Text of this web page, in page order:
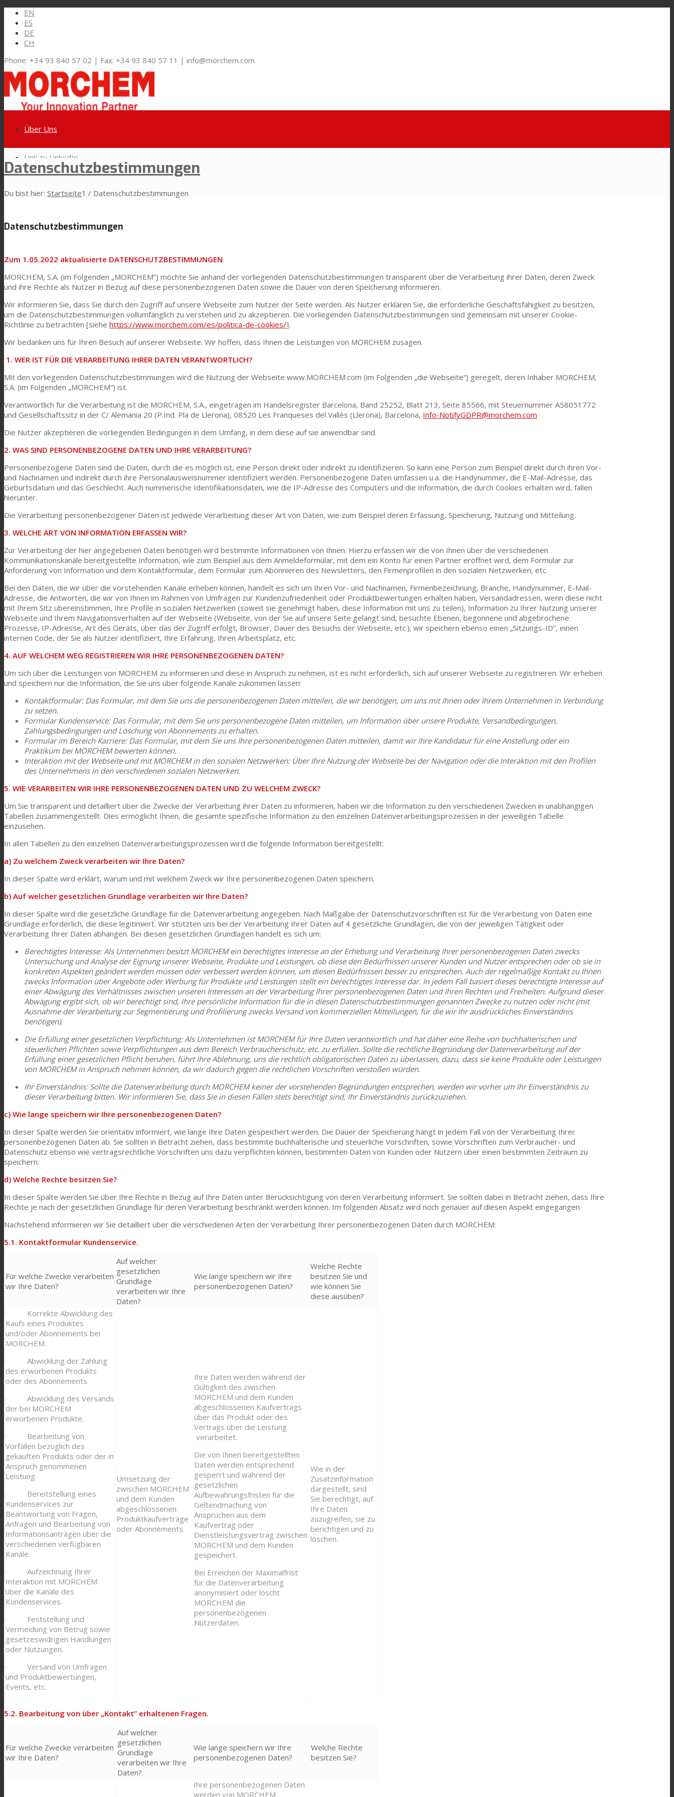
EN
ES
DE
CH
Phone: +34 93 840 57 02 | Fax: +34 93 840 57 11 | info@morchem.com
Link zu LinkedIn
Link zu Youtube
Link zu Mail
Über Uns
Märkte und Lösungen
Textilkaschierung
Flachkaschierung
PU Ink Binders
Innovation
Forschung und Entwicklung
Consumer Care
Zertifikate
Karriere
Kontaktieren Sie uns
Suche
Menü Menü
Datenschutzbestimmungen
Du bist hier: Startseite1 / Datenschutzbestimmungen
Datenschutzbestimmungen
Zum 1.05.2022 aktualisierte DATENSCHUTZBESTIMMUNGEN
MORCHEM, S.A. (im Folgenden „MORCHEM”) möchte Sie anhand der vorliegenden Datenschutzbestimmungen transparent über die Verarbeitung ihrer Daten, deren Zweck
und ihre Rechte als Nutzer in Bezug auf diese personenbezogenen Daten sowie die Dauer von deren Speicherung informieren.
Wir informieren Sie, dass Sie durch den Zugriff auf unsere Webseite zum Nutzer der Seite werden. Als Nutzer erklären Sie, die erforderliche Geschäftsfähigkeit zu besitzen,
um die Datenschutzbestimmungen vollumfänglich zu verstehen und zu akzeptieren. Die vorliegenden Datenschutzbestimmungen sind gemeinsam mit unserer Cookie-
Richtlinie zu betrachten [siehe https://www.morchem.com/es/politica-de-cookies/].
Wir bedanken uns für Ihren Besuch auf unserer Webseite. Wir hoffen, dass Ihnen die Leistungen von MORCHEM zusagen.
1. WER IST FÜR DIE VERARBEITUNG IHRER DATEN VERANTWORTLICH?
Mit den vorliegenden Datenschutzbestimmungen wird die Nutzung der Webseite www.MORCHEM.com (im Folgenden „die Webseite“) geregelt, deren Inhaber MORCHEM,
S.A. (im Folgenden „MORCHEM“) ist.
Verantwortlich für die Verarbeitung ist die MORCHEM, S.A., eingetragen im Handelsregister Barcelona, Band 25252, Blatt 213, Seite 85566, mit Steuernummer A58051772
und Gesellschaftssitz in der C/ Alemania 20 (P.Ind. Pla de Llerona), 08520 Les Franqueses del Vallès (Llerona), Barcelona, Info-NotifyGDPR@morchem.com
Die Nutzer akzeptieren die vorliegenden Bedingungen in dem Umfang, in dem diese auf sie anwendbar sind.
2. WAS SIND PERSONENBEZOGENE DATEN UND IHRE VERARBEITUNG?
Personenbezogene Daten sind die Daten, durch die es möglich ist, eine Person direkt oder indirekt zu identifizieren. So kann eine Person zum Beispiel direkt durch ihren Vor-
und Nachnamen und indirekt durch ihre Personalausweisnummer identifiziert werden. Personenbezogene Daten umfassen u.a. die Handynummer, die E-Mail-Adresse, das
Geburtsdatum und das Geschlecht. Auch nummerische Identifikationsdaten, wie die IP-Adresse des Computers und die Information, die durch Cookies erhalten wird, fallen
hierunter.
Die Verarbeitung personenbezogener Daten ist jedwede Verarbeitung dieser Art von Daten, wie zum Beispiel deren Erfassung, Speicherung, Nutzung und Mitteilung.
3. WELCHE ART VON INFORMATION ERFASSEN WIR?
Zur Verarbeitung der hier angegebenen Daten benötigen wird bestimmte Informationen von Ihnen. Hierzu erfassen wir die von Ihnen über die verschiedenen
Kommunikationskanäle bereitgestellte Information, wie zum Beispiel aus dem Anmeldeformular, mit dem ein Konto für einen Partner eröffnet wird, dem Formular zur
Anforderung von Information und dem Kontaktformular, dem Formular zum Abonnieren des Newsletters, den Firmenprofilen in den sozialen Netzwerken, etc.
Bei den Daten, die wir über die vorstehenden Kanäle erheben können, handelt es sich um Ihren Vor- und Nachnamen, Firmenbezeichnung, Branche, Handynummer, E-Mail-
Adresse, die Antworten, die wir von Ihnen im Rahmen von Umfragen zur Kundenzufriedenheit oder Produktbewertungen erhalten haben, Versandadressen, wenn diese nicht
mit Ihrem Sitz übereinstimmen, Ihre Profile in sozialen Netzwerken (soweit sie genehmigt haben, diese Information mit uns zu teilen), Information zu Ihrer Nutzung unserer
Webseite und Ihrem Navigationsverhalten auf der Webseite (Webseite, von der Sie auf unsere Seite gelangt sind, besuchte Ebenen, begonnene und abgebrochene
Prozesse, IP-Adresse, Art des Geräts, über das der Zugriff erfolgt, Browser, Dauer des Besuchs der Webseite, etc.); wir speichern ebenso einen „Sitzungs-ID”, einen
internen Code, der Sie als Nutzer identifiziert, Ihre Erfahrung, Ihren Arbeitsplatz, etc.
4. AUF WELCHEM WEG REGISTRIEREN WIR IHRE PERSONENBEZOGENEN DATEN?
Um sich über die Leistungen von MORCHEM zu informieren und diese in Anspruch zu nehmen, ist es nicht erforderlich, sich auf unserer Webseite zu registrieren. Wir erheben
und speichern nur die Information, die Sie uns über folgende Kanäle zukommen lassen:
Kontaktformular: Das Formular, mit dem Sie uns die personenbezogenen Daten mitteilen, die wir benötigen, um uns mit Ihnen oder Ihrem Unternehmen in Verbindung
zu setzen.
Formular Kundenservice: Das Formular, mit dem Sie uns personenbezogene Daten mitteilen, um Information über unsere Produkte, Versandbedingungen,
Zahlungsbedingungen und Löschung von Abonnements zu erhalten.
Formular im Bereich Karriere: Das Formular, mit dem Sie uns Ihre personenbezogenen Daten mitteilen, damit wir Ihre Kandidatur für eine Anstellung oder ein
Praktikum bei MORCHEM bewerten können.
Interaktion mit der Webseite und mit MORCHEM in den sozialen Netzwerken: Über Ihre Nutzung der Webseite bei der Navigation oder die Interaktion mit den Profilen
des Unternehmens in den verschiedenen sozialen Netzwerken.
5. WIE VERARBEITEN WIR IHRE PERSONENBEZOGENEN DATEN UND ZU WELCHEM ZWECK?
Um Sie transparent und detailliert über die Zwecke der Verarbeitung ihrer Daten zu informieren, haben wir die Information zu den verschiedenen Zwecken in unabhängigen
Tabellen zusammengestellt. Dies ermöglicht Ihnen, die gesamte spezifische Information zu den einzelnen Datenverarbeitungsprozessen in der jeweiligen Tabelle
einzusehen.
In allen Tabellen zu den einzelnen Datenverarbeitungsprozessen wird die folgende Information bereitgestellt:
a) Zu welchem Zweck verarbeiten wir Ihre Daten?
In dieser Spalte wird erklärt, warum und mit welchem Zweck wir Ihre personenbezogenen Daten speichern.
b) Auf welcher gesetzlichen Grundlage verarbeiten wir Ihre Daten?
In dieser Spalte wird die gesetzliche Grundlage für die Datenverarbeitung angegeben. Nach Maßgabe der Datenschutzvorschriften ist für die Verarbeitung von Daten eine
Grundlage erforderlich, die diese legitimiert. Wir stützten uns bei der Verarbeitung Ihrer Daten auf 4 gesetzliche Grundlagen, die von der jeweiligen Tätigkeit oder
Verarbeitung Ihrer Daten abhängen. Bei diesen gesetzlichen Grundlagen handelt es sich um:
Berechtigtes Interesse: Als Unternehmen besitzt MORCHEM ein berechtigtes Interesse an der Erhebung und Verarbeitung Ihrer personenbezogenen Daten zwecks
Untersuchung und Analyse der Eignung unserer Webseite, Produkte und Leistungen, ob diese den Bedürfnissen unserer Kunden und Nutzer entsprechen oder ob sie in
konkreten Aspekten geändert werden müssen oder verbessert werden können, um diesen Bedürfnissen besser zu entsprechen. Auch der regelmäßige Kontakt zu Ihnen
zwecks Information über Angebote oder Werbung für Produkte und Leistungen stellt ein berechtigtes Interesse dar. In jedem Fall basiert dieses berechtigte Interesse auf
einer Abwägung des Verhältnisses zwischen unseren Interessen an der Verarbeitung Ihrer personenbezogenen Daten und Ihren Rechten und Freiheiten. Aufgrund dieser
Abwägung ergibt sich, ob wir berechtigt sind, Ihre persönliche Information für die in diesen Datenschutzbestimmungen genannten Zwecke zu nutzen oder nicht (mit
Ausnahme der Verarbeitung zur Segmentierung und Profilierung zwecks Versand von kommerziellen Mitteilungen, für die wir Ihr ausdrückliches Einverständnis
benötigen).
Die Erfüllung einer gesetzlichen Verpflichtung: Als Unternehmen ist MORCHEM für Ihre Daten verantwortlich und hat daher eine Reihe von buchhalterischen und
steuerlichen Pflichten sowie Verpflichtungen aus dem Bereich Verbraucherschutz, etc. zu erfüllen. Sollte die rechtliche Begründung der Datenverarbeitung auf der
Erfüllung einer gesetzlichen Pflicht beruhen, führt Ihre Ablehnung, uns die rechtlich obligatorischen Daten zu überlassen, dazu, dass sie keine Produkte oder Leistungen
von MORCHEM in Anspruch nehmen können, da wir dadurch gegen die rechtlichen Vorschriften verstoßen würden.
Ihr Einverständnis: Sollte die Datenverarbeitung durch MORCHEM keiner der vorstehenden Begründungen entsprechen, werden wir vorher um Ihr Einverständnis zu
dieser Verarbeitung bitten. Wir informieren Sie, dass Sie in diesen Fällen stets berechtigt sind, Ihr Einverständnis zurückzuziehen.
c) Wie lange speichern wir Ihre personenbezogenen Daten?
In dieser Spalte werden Sie orientativ informiert, wie lange Ihre Daten gespeichert werden. Die Dauer der Speicherung hängt in jedem Fall von der Verarbeitung Ihrer
personenbezogenen Daten ab. Sie sollten in Betracht ziehen, dass bestimmte buchhalterische und steuerliche Vorschriften, sowie Vorschriften zum Verbraucher- und
Datenschutz ebenso wie vertragsrechtliche Vorschriften uns dazu verpflichten können, bestimmten Daten von Kunden oder Nutzern über einen bestimmten Zeitraum zu
speichern.
d) Welche Rechte besitzen Sie?
In dieser Spalte werden Sie über Ihre Rechte in Bezug auf Ihre Daten unter Berücksichtigung von deren Verarbeitung informiert. Sie sollten dabei in Betracht ziehen, dass Ihre
Rechte je nach der gesetzlichen Grundlage für deren Verarbeitung beschränkt werden können. Im folgenden Absatz wird noch genauer auf diesen Aspekt eingegangen.
Nachstehend informieren wir Sie detailliert über die verschiedenen Arten der Verarbeitung Ihrer personenbezogenen Daten durch MORCHEM:
5.1. Kontaktformular Kundenservice.
Für welche Zwecke verarbeiten
wir Ihre Daten?
Auf welcher
gesetzlichen
Grundlage
verarbeiten wir Ihre
Daten?
Wie lange speichern wir Ihre
personenbezogenen Daten?
Welche Rechte
besitzen Sie und
wie können Sie
diese ausüben?
· Korrekte Abwicklung des
Kaufs eines Produktes
und/oder Abonnements bei
MORCHEM.
· Abwicklung der Zahlung
des erworbenen Produkts
oder des Abonnements.
· Abwicklung des Versands
der bei MORCHEM
erworbenen Produkte.
· Bearbeitung von
Vorfällen bezüglich des
gekauften Produkts oder der in
Anspruch genommenen
Leistung.
· Bereitstellung eines
Kundenservices zur
Beantwortung von Fragen,
Anfragen und Bearbeitung von
Informationsanträgen über die
verschiedenen verfügbaren
Kanäle.
· Aufzeichnung Ihrer
Interaktion mit MORCHEM
über die Kanäle des
Kundenservices.
· Feststellung und
Vermeidung von Betrug sowie
gesetzeswidrigen Handlungen
oder Nutzungen.
· Versand von Umfragen
und Produktbewertungen,
Events, etc.
Umsetzung der
zwischen MORCHEM
und dem Kunden
abgeschlossenen
Produktkaufverträge
oder Abonnements.
Ihre Daten werden während der
Gültigkeit des zwischen
MORCHEM und dem Kunden
abgeschlossenen Kaufvertrags
über das Produkt oder des
Vertrags über die Leistung
verarbeitet.
Die von Ihnen bereitgestellten
Daten werden entsprechend
gesperrt und während der
gesetzlichen
Aufbewahrungsfristen für die
Geltendmachung von
Ansprüchen aus dem
Kaufvertrag oder
Dienstleistungsvertrag zwischen
MORCHEM und dem Kunden
gespeichert.
Bei Erreichen der Maximalfrist
für die Datenverarbeitung
anonymisiert oder löscht
MORCHEM die
personenbezogenen
Nutzerdaten.
Wie in der
Zusatzinformation
dargestellt, sind
Sie berechtigt, auf
Ihre Daten
zuzugreifen, sie zu
berichtigen und zu
löschen.
5.2. Bearbeitung von über „Kontakt” erhaltenen Fragen.
Für welche Zwecke verarbeiten
wir Ihre Daten?
Auf welcher
gesetzlichen
Grundlage
verarbeiten wir Ihre
Daten?
Wie lange speichern wir Ihre
personenbezogenen Daten?
Welche Rechte
besitzen Sie?
Ihre personenbezogenen Daten
werden von MORCHEM